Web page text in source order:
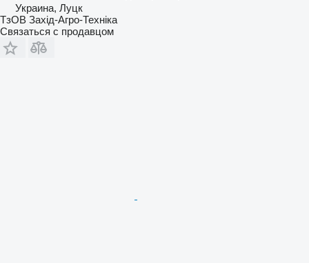
Украина, Луцк
ТзОВ Захід-Агро-Техніка
Связаться с продавцом